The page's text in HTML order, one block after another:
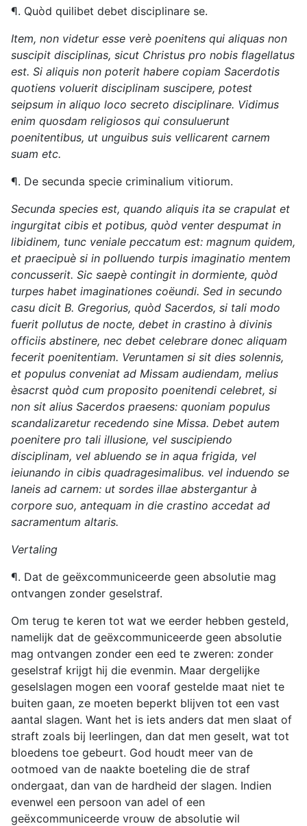
¶. Quòd quilibet debet disciplinare se.
Item, non videtur esse verè poenitens qui aliquas non
suscipit disciplinas, sicut Christus pro nobis flagellatus
est. Si aliquis non poterit habere copiam Sacerdotis
quotiens voluerit disciplinam suscipere, potest
seipsum in aliquo loco secreto disciplinare. Vidimus
enim quosdam religiosos qui consuluerunt
poenitentibus, ut unguibus suis vellicarent carnem
suam etc.
¶. De secunda specie criminalium vitiorum.
Secunda species est, quando aliquis ita se crapulat et
ingurgitat cibis et potibus, quòd venter despumat in
libidinem, tunc veniale peccatum est: magnum quidem,
et praecipuè si in polluendo turpis imaginatio mentem
concusserit. Sic saepè contingit in dormiente, quòd
turpes habet imaginationes coëundi. Sed in secundo
casu dicit B. Gregorius, quòd Sacerdos, si tali modo
fuerit pollutus de nocte, debet in crastino à divinis
officiis abstinere, nec debet celebrare donec aliquam
fecerit poenitentiam. Veruntamen si sit dies solennis,
et populus conveniat ad Missam audiendam, melius
èsacrst quòd cum proposito poenitendi celebret, si
non sit alius Sacerdos praesens: quoniam populus
scandalizaretur recedendo sine Missa. Debet autem
poenitere pro tali illusione, vel suscipiendo
disciplinam, vel abluendo se in aqua frigida, vel
ieiunando in cibis quadragesimalibus. vel induendo se
laneis ad carnem: ut sordes illae abstergantur à
corpore suo, antequam in die crastino accedat ad
sacramentum altaris.
Vertaling
¶. Dat de geëxcommuniceerde geen absolutie mag
ontvangen zonder geselstraf.
Om terug te keren tot wat we eerder hebben gesteld,
namelijk dat de geëxcommuniceerde geen absolutie
mag ontvangen zonder een eed te zweren: zonder
geselstraf krijgt hij die evenmin. Maar dergelijke
geselslagen mogen een vooraf gestelde maat niet te
buiten gaan, ze moeten beperkt blijven tot een vast
aantal slagen. Want het is iets anders dat men slaat of
straft zoals bij leerlingen, dan dat men geselt, wat tot
bloedens toe gebeurt. God houdt meer van de
ootmoed van de naakte boeteling die de straf
ondergaat, dan van de hardheid der slagen. Indien
evenwel een persoon van adel of een
geëxcommuniceerde vrouw de absolutie wil